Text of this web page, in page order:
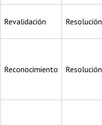
Revalidación Resolución
Reconocimiento Resolución